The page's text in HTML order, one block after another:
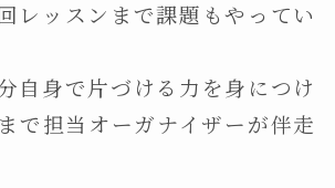
レッスンまで課題もやってい
自身で片づける力を身につけ
で担当オーガナイザーが伴走